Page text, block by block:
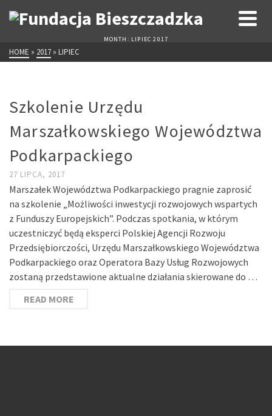
MONTH: LIPIEC 2017
HOME » 2017 » LIPIEC
Szkolenie Urzędu
Marszałkowskiego Województwa
Podkarpackiego
27 LIPCA, 2017
Marszałek Województwa Podkarpackiego pragnie zaprosić
na szkolenie „Możliwości inwestycji rozwojowych wspartych
z Funduszy Europejskich”. Podczas spotkania, w którym
uczestniczyć będą eksperci Polskiej Agencji Rozwoju
Przedsiębiorczości, Urzędu Marszałkowskiego Województwa
Podkarpackiego oraz Operatora Bazy Usług Rozwojowych
zostaną przedstawione aktualne działania skierowane do …
READ MORE